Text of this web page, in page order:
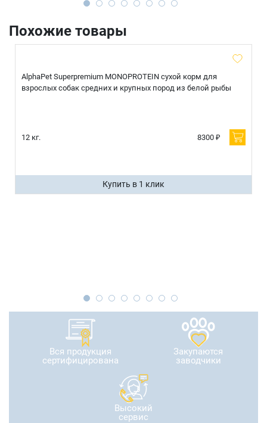
Похожие товары
AlphaPet Superpremium MONOPROTEIN сухой корм для
взрослых собак средних и крупных пород из белой рыбы
12 кг. 8300 ₽
Купить в 1 клик
Вся продукция
сертифицирована
Закупаются
заводчики
Высокий
сервис